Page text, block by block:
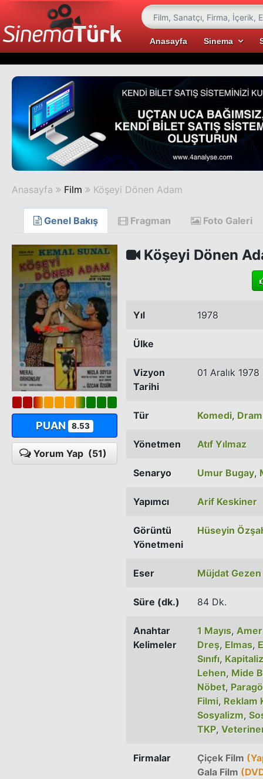
Anasayfa Sinema
Anasayfa Film Köşeyi Dönen Adam
Genel Bakış Fragman Foto Galeri
PUAN 8.53
Yorum Yap (51)
Köşeyi Dönen
Yıl 1978
Ülke
Vizyon
Tarihi
01 Aralık 1978
Tür Komedi, Dram
Yönetmen Atıf Yılmaz
Senaryo Umur Bugay,
Yapımcı Arif Keskiner
Görüntü
Yönetmeni
Hüseyin
Eser Müjdat Gezen
Süre (dk.) 84 Dk.
Anahtar
Kelimeler
1 Mayıs,
Dreş, Elmas,
Sınıfı,
Lehen, Mide
Nöbet,
Filmi, Reklam
Sosyalizm,
TKP,
Firmalar Çiçek Film
Gala Film